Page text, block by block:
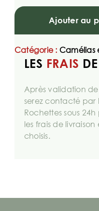
Ajouter au
Catégorie : Camélias
LES FRAIS
Après validation
serez contacté par
Rochettes sous
les frais de
choisis.